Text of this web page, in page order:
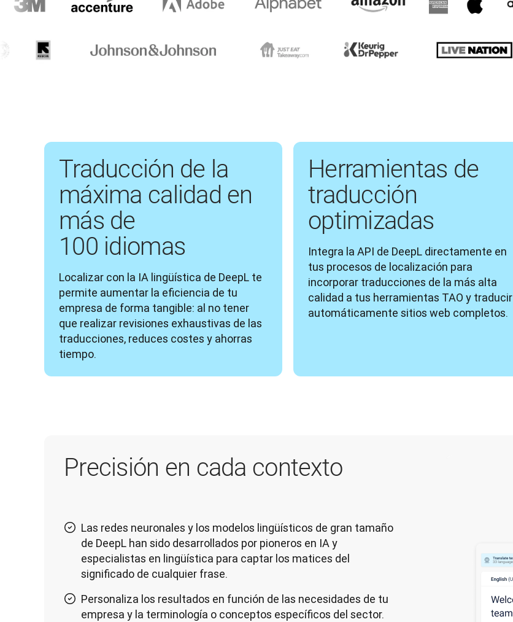
Traducción de la
máxima calidad en
más de
100 idiomas
Localizar con la IA lingüística de DeepL te
permite aumentar la eficiencia de tu
empresa de forma tangible: al no tener
que realizar revisiones exhaustivas de las
traducciones, reduces costes y ahorras
tiempo.
Herramientas de
traducción
optimizadas
Integra la API de DeepL directamente en
tus procesos de localización para
incorporar traducciones de la más alta
calidad a tus herramientas TAO y traducir
automáticamente sitios web completos.
Precisión en cada contexto
Las redes neuronales y los modelos lingüísticos de gran tamaño
de DeepL han sido desarrollados por pioneros en IA y
especialistas en lingüística para captar los matices del
significado de cualquier frase.
Personaliza los resultados en función de las necesidades de tu
empresa y la terminología o conceptos específicos del sector.